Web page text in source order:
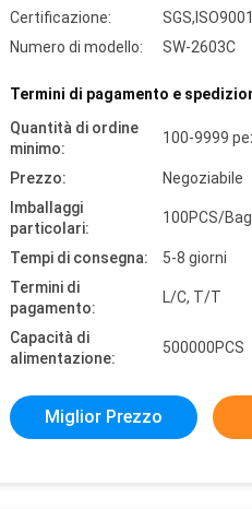
Certificazione:
SGS,ISO9001
Numero di modello:
SW-2603C
Termini di pagamento e
Quantità di ordine
minimo:
100-9999
Prezzo:
Negoziabile
Imballaggi
particolari:
100PCS/
Tempi di consegna:
5-8 giorni
Termini di
pagamento:
L/C, T/T
Capacità di
alimentazione:
500000PCS
Miglior Prezzo